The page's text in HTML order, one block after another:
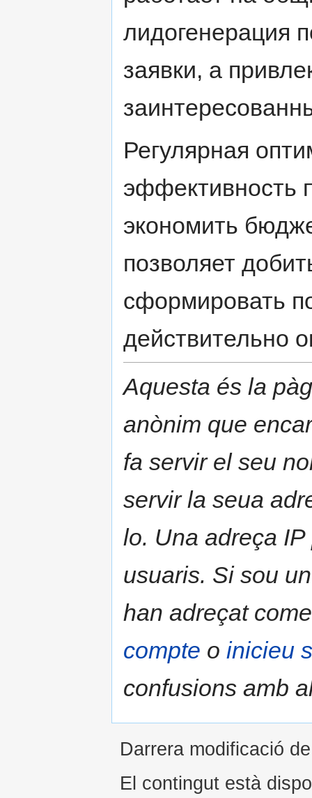
лидогенерация
заявки, а
Регулярная
эффективность
экономить
позволяет
сформировать
действительно
Aquesta és la
anònim que
fa servir el seu
servir la seua
lo. Una adreça
usuaris. Si sou
han adreçat
compte o inicieu
confusions amb
Darrera modificació
El contingut està